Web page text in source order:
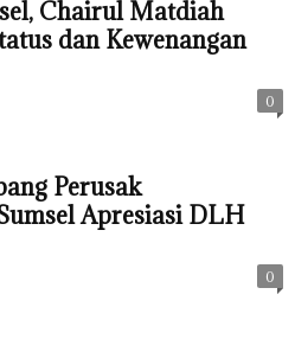
Chairul Matdiah
dan Kewenangan
0
Perusak
Apresiasi DLH
0